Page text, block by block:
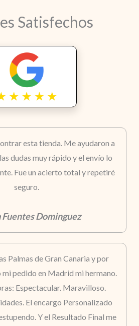
Satisfechos
esta tienda. Me ayudaron a
dudas muy rápido y el envío lo
Fue un acierto total y repetiré
seguro.
Fuentes Dominguez
Palmas de Gran Canaria y por
pedido en Madrid mi hermano.
Espectacular. Maravilloso.
El encargo Personalizado
Y el Resultado Final me